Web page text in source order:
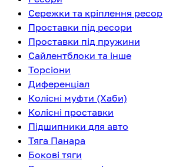
Сережки та кріплення ресор
Проставки під ресори
Проставки під пружини
Сайлентблоки та інше
Торсіони
Диференціал
Колісні муфти (Хаби)
Колісні проставки
Підшипники для авто
Тяга Панара
Бокові тяги